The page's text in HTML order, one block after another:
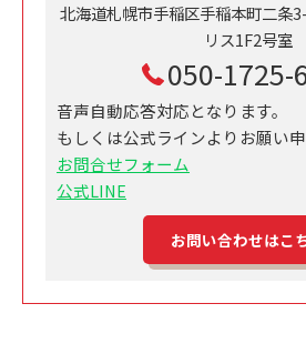
北海道札幌市手稲区手稲本町二条
リス1F2号室
050-1725-
音声自動応答対応となります。
もしくは公式ラインよりお願い
お問合せフォーム
公式LINE
お問い合わせはこ